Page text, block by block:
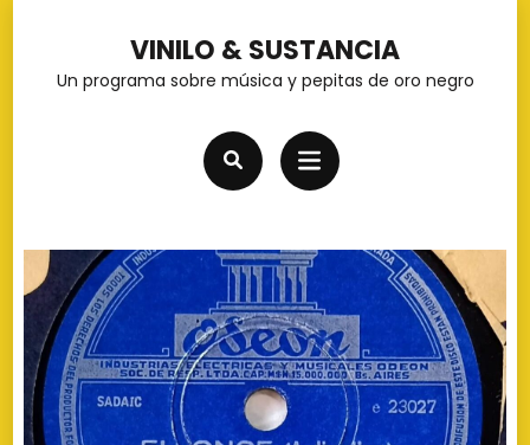
Intro)
VINILO & SUSTANCIA
Un programa sobre música y pepitas de oro negro